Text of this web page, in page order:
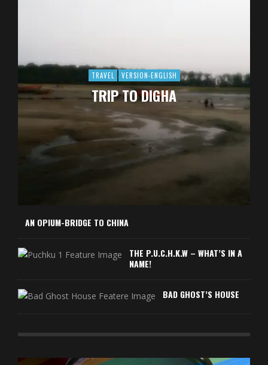
TRAVEL VERSION-ENGLISH
TRIP TO DIGHA
AN OPIUM-BRIDGE TO CHINA
THE P.U.C.H.K.W – WHAT’S IN A
NAME!
BAD GHOST’S HOUSE